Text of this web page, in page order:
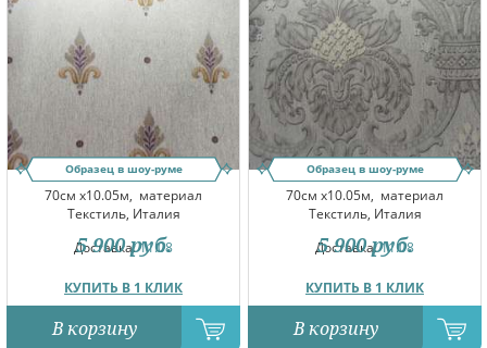
Образец в шоу-руме
70см x10.05м, материал
Текстиль, Италия
Доставка:11.08
КУПИТЬ В 1 КЛИК
5 900 руб.
В корзину
Образец в шоу-руме
70см x10.05м, материал
Текстиль, Италия
Доставка:11.08
КУПИТЬ В 1 КЛИК
5 900 руб.
В корзину